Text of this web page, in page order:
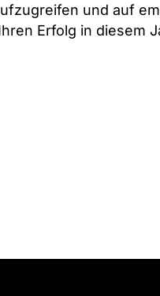
und auf
Erfolg in diesem